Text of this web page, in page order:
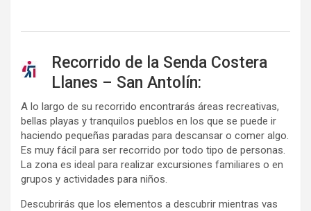
Recorrido de la Senda Costera
Llanes – San Antolín:
A lo largo de su recorrido encontrarás áreas recreativas,
bellas playas y tranquilos pueblos en los que se puede ir
haciendo pequeñas paradas para descansar o comer algo.
Es muy fácil para ser recorrido por todo tipo de personas.
La zona es ideal para realizar excursiones familiares o en
grupos y actividades para niños.
Descubrirás que los elementos a descubrir mientras vas